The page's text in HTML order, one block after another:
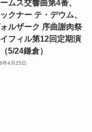
ムス交響曲第4番、
クナー テ・デウム、
ォルザーク 序曲謝肉祭
イフィル第12回定期演
5/24鎌倉）
年4月25日